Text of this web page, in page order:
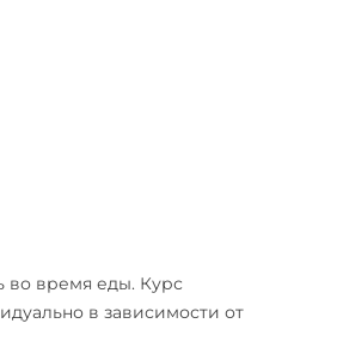
во время еды. Курс
в зависимости от